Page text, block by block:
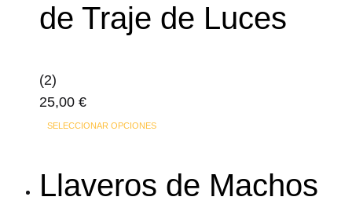
de Traje de Luces
(2)
25,00 €
SELECCIONAR OPCIONESEste
múltiples
Llaveros de Machos